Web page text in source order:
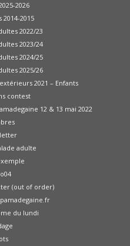
2026
2015
2022/23
2023/24
2024/25
2025/26
2021 – Enfants
contest
12 & 13 mai 2022
adulte
(out of order)
du lundi